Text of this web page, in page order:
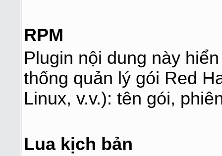
RPM
Plugin nội dung này
thống quản lý gói Red
Linux, v.v.): tên gói,
Lua kịch bản